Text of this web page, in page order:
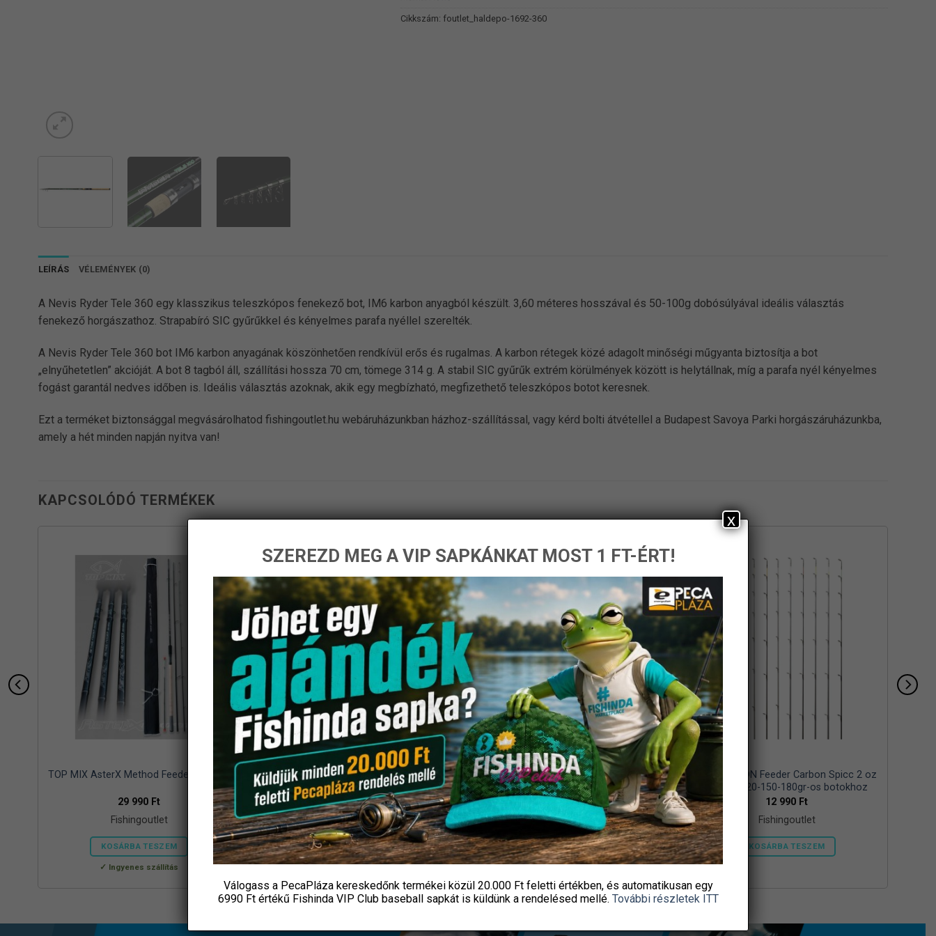
Cikkszám: foutlet_haldepo-1692-360
LEÍRÁS VÉLEMÉNYEK (0)
A Nevis Ryder Tele 360 egy klasszikus teleszkópos fenekező bot, IM6 karbon anyagból készült. 3,60 méteres hosszával és 50-100g dobósúlyával ideális választás
fenekező horgászathoz. Strapabíró SIC gyűrűkkel és kényelmes parafa nyéllel szerelték.
A Nevis Ryder Tele 360 bot IM6 karbon anyagának köszönhetően rendkívül erős és rugalmas. A karbon rétegek közé adagolt minőségi műgyanta biztosítja a bot
„elnyűhetetlen” akcióját. A bot 8 tagból áll, szállítási hossza 70 cm, tömege 314 g. A stabil SIC gyűrűk extrém körülmények között is helytállnak, míg a parafa nyél kényelmes
fogást garantál nedves időben is. Ideális választás azoknak, akik egy megbízható, megfizethető teleszkópos botot keresnek.
Ezt a terméket biztonsággal megvásárolhatod fishingoutlet.hu webáruházunkban házhoz-szállítással, vagy kérd bolti átvétellel a Budapest Savoya Parki horgászáruházunkba,
amely a hét minden napján nyitva van!
KAPCSOLÓDÓ TERMÉKEK
TOP MIX AsterX Method Feeder bot 390
29 990 Ft
Fishingoutlet
KOSÁRBA TESZEM
Ingyenes szállítás
Daiwa Ninja Feeder ZÖLD Spicc 220 gr -
os 3,90m-es bothoz
4 990Ft
Fishingoutlet
KOSÁRBA TESZEM
Daiwa Ninja Feeder PIROS Spicc 40-120
gr -os botokhoz
4 990Ft
Fishingoutlet
KOSÁRBA TESZEM
Daiwa N´ZON Feeder Carbon Spicc 2 oz
80-100-120-150-180gr-os botokhoz
12 990 Ft
Fishingoutlet
KOSÁRBA TESZEM
SZEREZD MEG A VIP SAPKÁNKAT MOST 1 FT-ÉRT!
Válogass a PecaPláza kereskedőnk termékei közül 20.000 Ft felettiértékben, és automatikusan egy
6990 Ft értékű Fishinda VIP Club baseball sapkátis küldünk a rendelésed mellé. További részletek ITT
x